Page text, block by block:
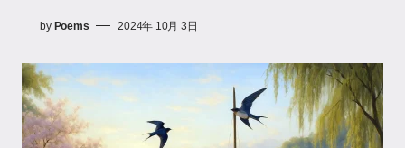
by Poems 2024年 10月 3日